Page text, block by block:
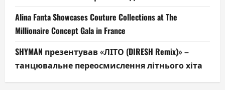
Alina Fanta Showcases Couture Collections at The
Millionaire Concept Gala in France
SHYMAN презентував «ЛІТО (DIRESH Remix)» –
танцювальне переосмислення літнього хіта